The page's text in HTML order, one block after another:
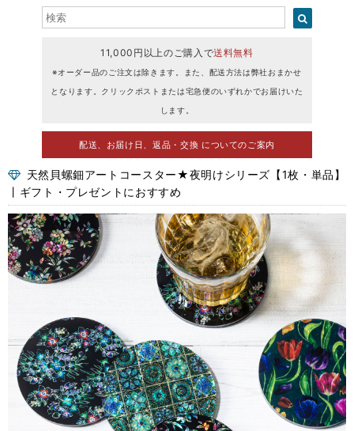
11,000円以上のご購入で送料無料
※オーダー品のご注文は除きます。また、配送方法は弊社おまかせ
となります。クリックポストまたは宅急便のいずれかでお届けいた
します。
配送、お届け日、返品・交換 についてのご案内
天然貝螺鈿アートコースター★夜明けシリーズ【1枚・単品】
丨ギフト・プレゼントにおすすめ